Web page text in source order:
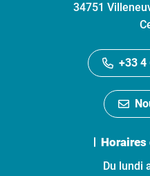
34751
+33 4
Horaires
Du lundi